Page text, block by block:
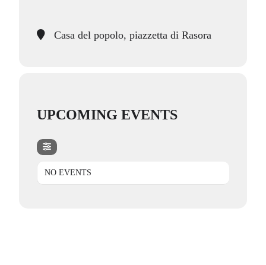
Casa del popolo, piazzetta di Rasora
UPCOMING EVENTS
NO EVENTS